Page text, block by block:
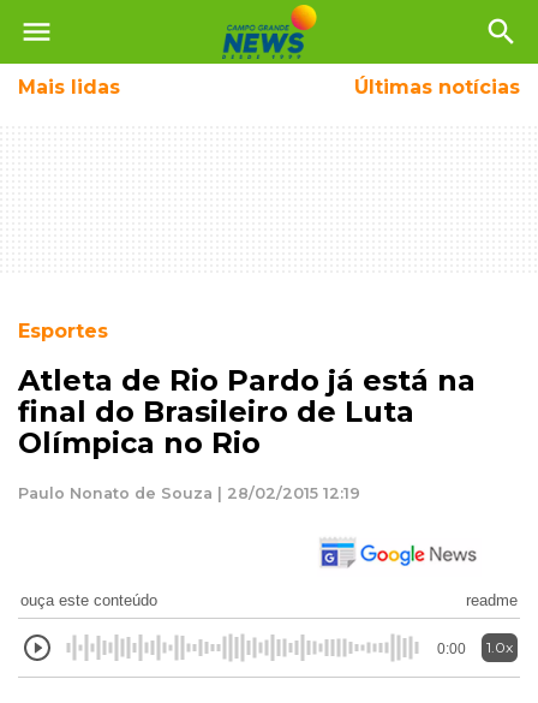
menu search
Mais lidas Últimas notícias
Esportes
Atleta de Rio Pardo já está na
final do Brasileiro de Luta
Olímpica no Rio
Paulo Nonato de Souza | 28/02/2015 12:19
ouça este conteúdo readme
0:00 1.0x